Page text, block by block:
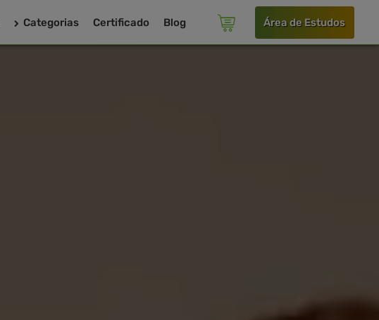
Categorias Certificado Blog Área de Estudos